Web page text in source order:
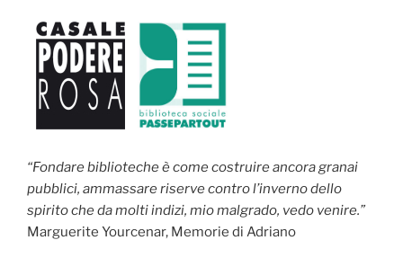
“Fondare biblioteche è come costruire ancora granai
pubblici, ammassare riserve contro l’inverno dello
spirito che da molti indizi, mio malgrado, vedo venire.”
Marguerite Yourcenar, Memorie di Adriano